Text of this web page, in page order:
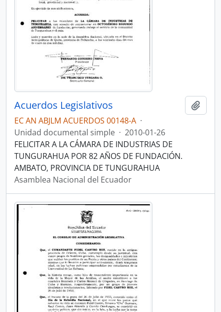
Acuerdos Legislativos
EC AN ABJLM ACUERDOS 00148-A ·
Unidad documental simple · 2010-01-26
FELICITAR A LA CÁMARA DE INDUSTRIAS DE
TUNGURAHUA POR 82 AÑOS DE FUNDACIÓN.
AMBATO, PROVINCIA DE TUNGURAHUA
Asamblea Nacional del Ecuador